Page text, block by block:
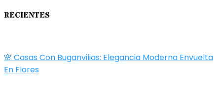
RECIENTES
🌸 Casas Con Buganvilias: Elegancia Moderna Envuelta
En Flores